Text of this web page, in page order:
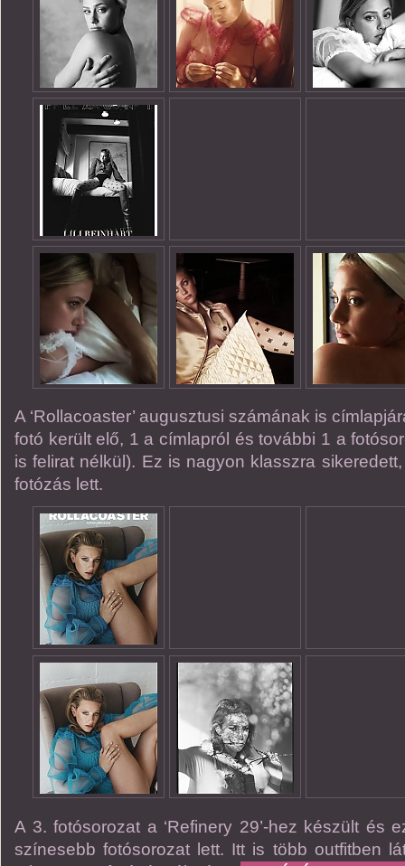
A ‘Rollacoaster’ augusztusi számának is
fotó került elő, 1 a címlapról és további 1 a
is felirat nélkül). Ez is nagyon klasszra
fotózás lett.
A 3. fotósorozat a ‘Refinery 29’-hez készült és
színesebb fotósorozat lett. Itt is több outfitben